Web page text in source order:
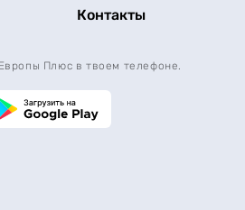
Контакты
Плюс в твоем телефоне.